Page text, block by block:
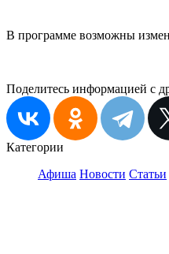
В программе возможны
Поделитесь информацией с
Категории
Афиша Новости Статьи